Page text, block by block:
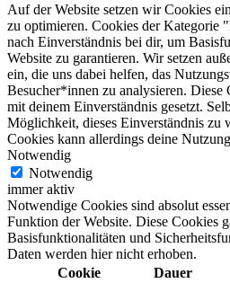
Auf der Website setzen wir Cookies
zu optimieren. Cookies der Kategorie
nach Einverständnis bei dir, um
Website zu garantieren. Wir setzen
ein, die uns dabei helfen, das
Besucher*innen zu analysieren. Diese
mit deinem Einverständnis gesetzt.
Möglichkeit, dieses Einverständnis zu
Cookies kann allerdings deine
Notwendig
Notwendig
immer aktiv
Notwendige Cookies sind absolut
Funktion der Website. Diese Cookies
Basisfunktionalitäten und
Daten werden hier nicht erhoben.
Cookie
Dauer